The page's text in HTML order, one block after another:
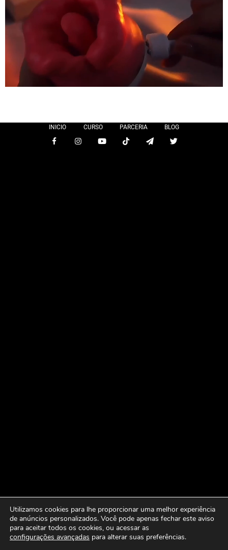
INICIO CURSO PARCERIA BLOG
Utilizamos cookies para lhe proporcionar uma melhor experiência
de anúncios personalizados. Você pode apenas fechar este aviso
para aceitar todos os cookies, ou acessar as
configurações avançadas para alterar suas preferências.